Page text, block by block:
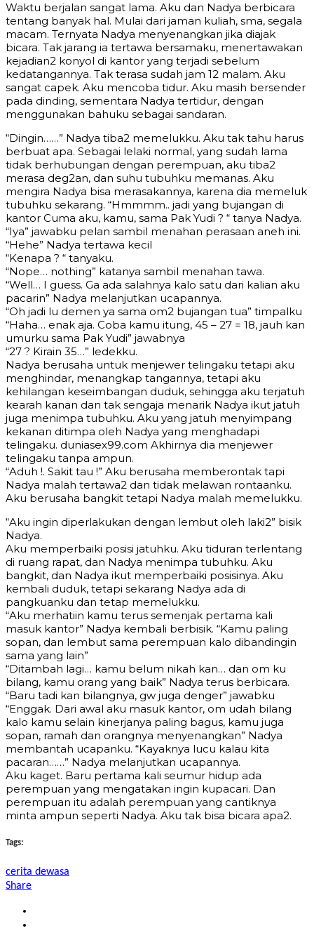
Waktu berjalan sangat lama. Aku dan Nadya berbicara
tentang banyak hal. Mulai dari jaman kuliah, sma, segala
macam. Ternyata Nadya menyenangkan jika diajak
bicara. Tak jarang ia tertawa bersamaku, menertawakan
kejadian2 konyol di kantor yang terjadi sebelum
kedatangannya. Tak terasa sudah jam 12 malam. Aku
sangat capek. Aku mencoba tidur. Aku masih bersender
pada dinding, sementara Nadya tertidur, dengan
menggunakan bahuku sebagai sandaran.
“Dingin……” Nadya tiba2 memelukku. Aku tak tahu harus
berbuat apa. Sebagai lelaki normal, yang sudah lama
tidak berhubungan dengan perempuan, aku tiba2
merasa deg2an, dan suhu tubuhku memanas. Aku
mengira Nadya bisa merasakannya, karena dia memeluk
tubuhku sekarang. “Hmmmm.. jadi yang bujangan di
kantor Cuma aku, kamu, sama Pak Yudi ? “ tanya Nadya.
“Iya” jawabku pelan sambil menahan perasaan aneh ini.
“Hehe” Nadya tertawa kecil
“Kenapa ? “ tanyaku.
“Nope… nothing” katanya sambil menahan tawa.
“Well… I guess. Ga ada salahnya kalo satu dari kalian aku
pacarin” Nadya melanjutkan ucapannya.
“Oh jadi lu demen ya sama om2 bujangan tua” timpalku
“Haha… enak aja. Coba kamu itung, 45 – 27 = 18, jauh kan
umurku sama Pak Yudi” jawabnya
“27 ? Kirain 35…” ledekku.
Nadya berusaha untuk menjewer telingaku tetapi aku
menghindar, menangkap tangannya, tetapi aku
kehilangan keseimbangan duduk, sehingga aku terjatuh
kearah kanan dan tak sengaja menarik Nadya ikut jatuh
juga menimpa tubuhku. Aku yang jatuh menyimpang
kekanan ditimpa oleh Nadya yang menghadapi
telingaku. duniasex99.com Akhirnya dia menjewer
telingaku tanpa ampun.
“Aduh !. Sakit tau !” Aku berusaha memberontak tapi
Nadya malah tertawa2 dan tidak melawan rontaanku.
Aku berusaha bangkit tetapi Nadya malah memelukku.
“Aku ingin diperlakukan dengan lembut oleh laki2” bisik
Nadya.
Aku memperbaiki posisi jatuhku. Aku tiduran terlentang
di ruang rapat, dan Nadya menimpa tubuhku. Aku
bangkit, dan Nadya ikut memperbaiki posisinya. Aku
kembali duduk, tetapi sekarang Nadya ada di
pangkuanku dan tetap memelukku.
“Aku merhatiin kamu terus semenjak pertama kali
masuk kantor” Nadya kembali berbisik. “Kamu paling
sopan, dan lembut sama perempuan kalo dibandingin
sama yang lain”
“Ditambah lagi… kamu belum nikah kan… dan om ku
bilang, kamu orang yang baik” Nadya terus berbicara.
“Baru tadi kan bilangnya, gw juga denger” jawabku
“Enggak. Dari awal aku masuk kantor, om udah bilang
kalo kamu selain kinerjanya paling bagus, kamu juga
sopan, ramah dan orangnya menyenangkan” Nadya
membantah ucapanku. “Kayaknya lucu kalau kita
pacaran……” Nadya melanjutkan ucapannya.
Aku kaget. Baru pertama kali seumur hidup ada
perempuan yang mengatakan ingin kupacari. Dan
perempuan itu adalah perempuan yang cantiknya
minta ampun seperti Nadya. Aku tak bisa bicara apa2.
Tags:
cerita dewasa
Share